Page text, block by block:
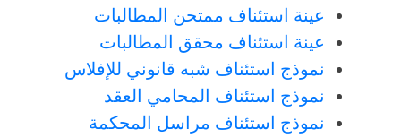
عينة استئناف ممتحن المطالبات
عينة استئناف محقق المطالبات
نموذج استئناف شبه قانوني للإفلاس
نموذج استئناف المحامي العقد
نموذج استئناف مراسل المحكمة